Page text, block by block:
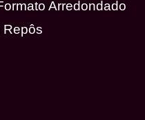
Arredondado
Repôs